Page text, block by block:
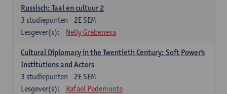
Russisch: Taal en cultuur 2
2E SEM
3 studiepunten
Lesgever(s):
Nelly Grebeneva
Cultural Diplomacy in the Twentieth Century: Soft Power's
Institutions and Actors
2E SEM
3 studiepunten
Lesgever(s):
Rafael Pedemonte